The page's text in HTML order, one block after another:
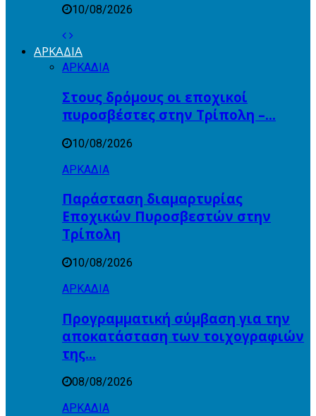
10/08/2026
ΑΡΚΑΔΙΑ
ΑΡΚΑΔΙΑ
Στους δρόμους οι εποχικοί
πυροσβέστες στην Τρίπολη –…
10/08/2026
ΑΡΚΑΔΙΑ
Παράσταση διαμαρτυρίας
Εποχικών Πυροσβεστών στην
Τρίπολη
10/08/2026
ΑΡΚΑΔΙΑ
Προγραμματική σύμβαση για την
αποκατάσταση των τοιχογραφιών
της…
08/08/2026
ΑΡΚΑΔΙΑ